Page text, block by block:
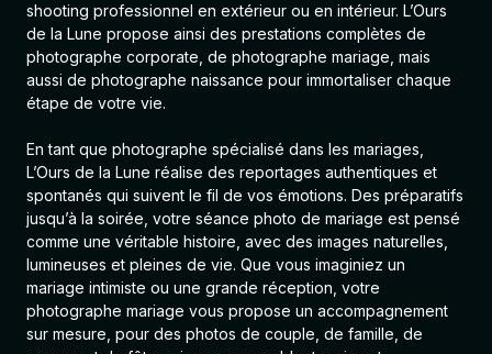
shooting professionnel en extérieur ou en intérieur. L’Ours
de la Lune propose ainsi des prestations complètes de
photographe corporate, de photographe mariage , mais
aussi de photographe naissance pour immortaliser chaque
étape de votre vie.
En tant que photographe spécialisé dans les mariages,
L’Ours de la Lune réalise des reportages authentiques et
spontanés qui suivent le fil de vos émotions. Des préparatifs
jusqu’à la soirée, votre séance photo de mariage est pensé
comme une véritable histoire, avec des images naturelles,
lumineuses et pleines de vie. Que vous imaginiez un
mariage intimiste ou une grande réception, votre
photographe mariage vous propose un accompagnement
sur mesure, pour des photos de couple, de famille, de